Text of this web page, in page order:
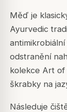
Měď je
Ayurvedic
odstranění
kolekce Art of
škrabky na
Následuje